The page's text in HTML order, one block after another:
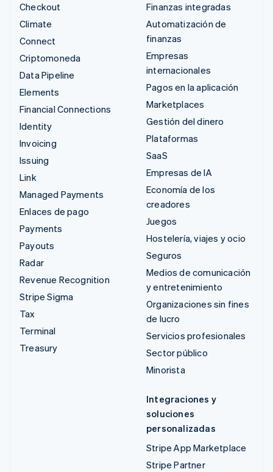
Checkout
Climate
Connect
Criptomoneda
Data Pipeline
Elements
Financial Connections
Identity
Invoicing
Issuing
Link
Managed Payments
Enlaces de pago
Payments
Payouts
Radar
Revenue Recognition
Stripe Sigma
Tax
Terminal
Treasury
Finanzas integradas
Automatización de
finanzas
Empresas
internacionales
Pagos en la aplicación
Marketplaces
Gestión del dinero
Plataformas
SaaS
Empresas de IA
Economía de los
creadores
Juegos
Hostelería, viajes y ocio
Seguros
Medios de comunicación
y entretenimiento
Organizaciones sin fines
de lucro
Servicios profesionales
Sector público
Minorista
Integraciones y
soluciones
personalizadas
Stripe App Marketplace
Stripe Partner